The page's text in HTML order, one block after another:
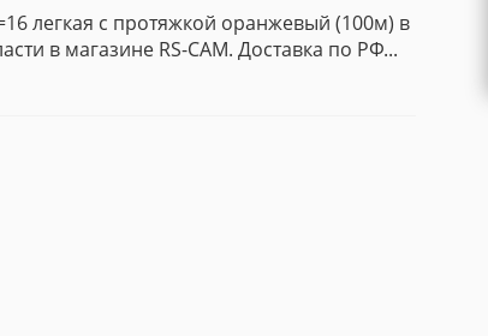
легкая с протяжкой оранжевый (100м) в
в магазине RS-CAM. Доставка по РФ...